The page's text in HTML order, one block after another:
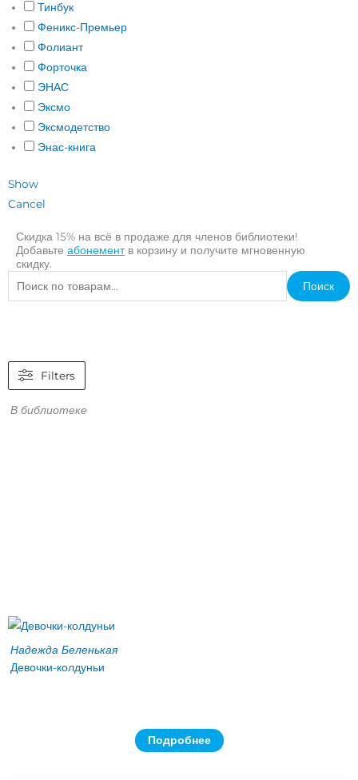
Тинбук
Феникс-Премьер
Фолиант
Форточка
ЭНАС
Эксмо
Эксмодетство
Энас-книга
Show
Cancel
Скидка 15% на всё в продаже для членов библиотеки!
Добавьте абонементв корзину и получите мгновенную
скидку.
Искать:
Поиск
Filters
В библиотеке
Надежда Беленькая
Девочки-колдуньи
Подробнее